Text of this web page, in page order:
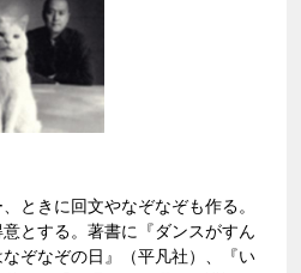
ときに回文やなぞなぞも作る。
とする。著書に『ダンスがすん
ぞなぞの日』（平凡社）、『い